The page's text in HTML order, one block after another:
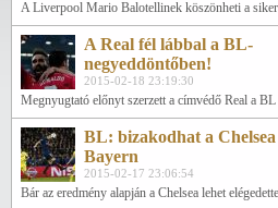
A Liverpool Mario Balotellinek köszönheti a
A Real fél lábbal a BL-
negyeddöntőben!
2015-02-18 23:19:30
Megnyugtató előnyt szerzett a címvédő Real a
BL: bizakodhat a Chelsea
Bayern
2015-02-17 23:06:54
Bár az eredmény alapján a Chelsea lehet